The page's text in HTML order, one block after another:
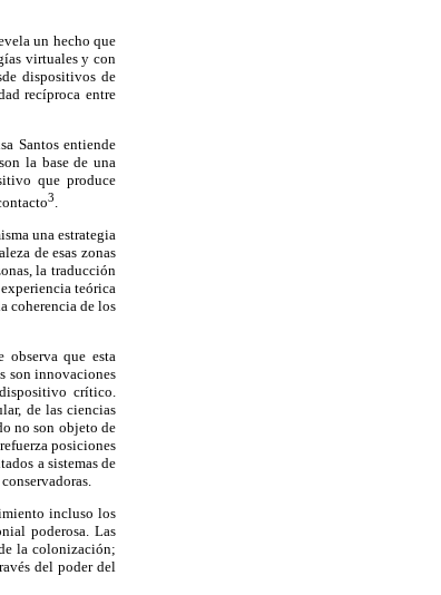
un hecho que
virtuales y con
dispositivos de
recíproca entre
Santos entiende
la base de una
que produce
3
una estrategia
de esas zonas
la traducción
teórica
coherencia de los
observa que esta
son innovaciones
crítico.
de las ciencias
no son objeto de
posiciones
a sistemas de
incluso los
poderosa. Las
la colonización;
del poder del